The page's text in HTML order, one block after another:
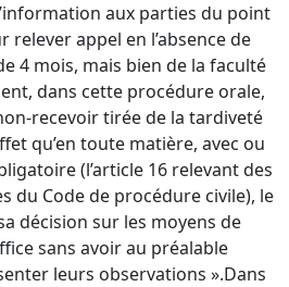
aux parties du point
appel en l’absence de
4 mois, mais bien de la faculté
dans cette procédure orale,
recevoir tirée de la tardiveté
qu’en toute matière, avec ou
(l’article 16 relevant des
du Code de procédure civile), le
décision sur les moyens de
sans avoir au préalable
leurs observations ».Dans